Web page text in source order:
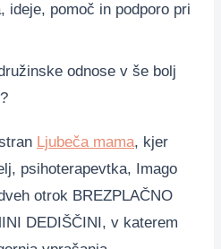
ideje, pomoč in podporo pri
odnose v še bolj
Ljubeča mama, kjer
psihoterapevtka, Imago
otrok BREZPLAČNO
DEDIŠČINI, v katerem